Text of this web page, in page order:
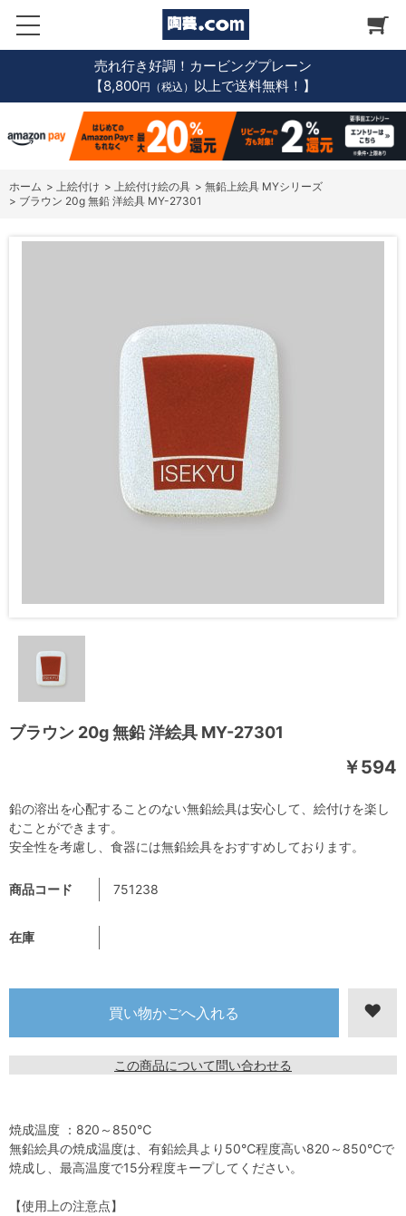
売れ行き好調！カービングプレーン
【8,800円（税込） 以上で送料無料！】
ホーム > 上絵付け > 上絵付け絵の具 > 無鉛上絵具 MYシリーズ
> ブラウン 20g 無鉛 洋絵具 MY-27301
ブラウン 20g 無鉛 洋絵具 MY-27301
￥594
商品コード 751238
在庫
この商品について問い合わせる
鉛の溶出を心配することのない無鉛絵具は安心して、絵付けを楽し
むことができます。
安全性を考慮し、食器には無鉛絵具をおすすめしております。
焼成温度 ：820～850℃
無鉛絵具の焼成温度は、有鉛絵具より50℃程度高い820～850℃で
焼成し、最高温度で15分程度キープしてください。
【使用上の注意点】